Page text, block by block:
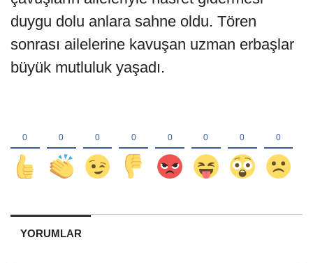
duygu dolu anlara sahne oldu. Tören
sonrası ailelerine kavuşan uzman erbaşlar
büyük mutluluk yaşadı.
YORUMLAR